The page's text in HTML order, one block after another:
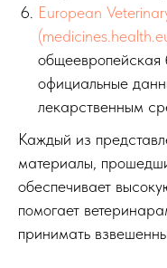
European
общеевропейская
официальные
лекарственным
Каждый из
материалы,
обеспечивает
помогает
принимать